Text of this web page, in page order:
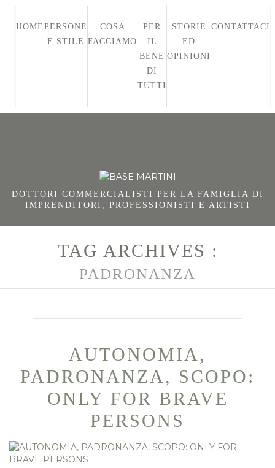
HOME PERSONE
E STILE
COSA
FACCIAMO
PER
IL
BENE
DI
TUTTI
STORIE
ED
OPINIONI
CONTATTACI
DOTTORI COMMERCIALISTI PER LA FAMIGLIA DI
IMPRENDITORI, PROFESSIONISTI E ARTISTI
TAG ARCHIVES :
PADRONANZA
AUTONOMIA,
PADRONANZA, SCOPO:
ONLY FOR BRAVE
PERSONS